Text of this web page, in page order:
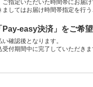
指定いただいた時間帯にお届け
してはお届け時間帯指定を行う
Pay-easy決済」をご希
確認後となります。
付期間中に完了していただきま